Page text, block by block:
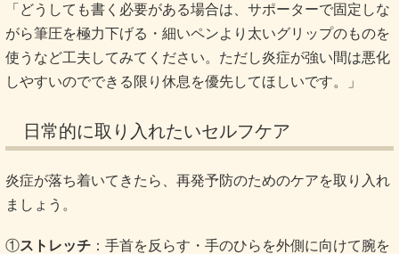
「どうしても書く必要がある場合は、サポーターで固定しな
がら筆圧を極力下げる・細いペンより太いグリップのものを
使うなど工夫してみてください。ただし炎症が強い間は悪化
しやすいのでできる限り休息を優先してほしいです。」
日常的に取り入れたいセルフケア
炎症が落ち着いてきたら、再発予防のためのケアを取り入れ
ましょう。
①ストレッチ ：手首を反らす・手のひらを外側に向けて腕を